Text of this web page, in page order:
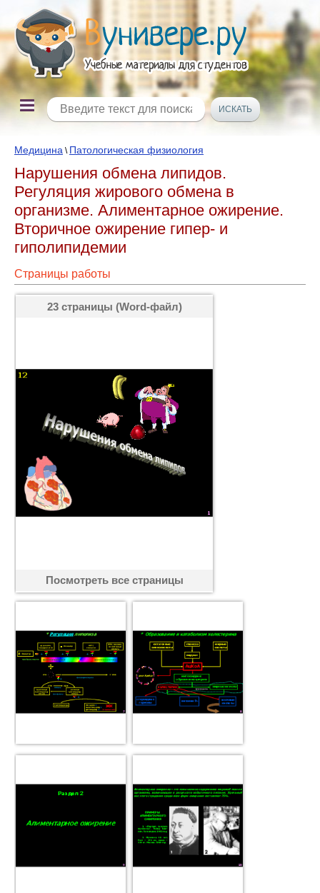
Медицина \ Патологическая физиология
Нарушения обмена липидов.
Регуляция жирового обмена в
организме. Алиментарное ожирение.
Вторичное ожирение гипер- и
гиполипидемии
Страницы работы
23 страницы (Word-файл)
Посмотреть все страницы